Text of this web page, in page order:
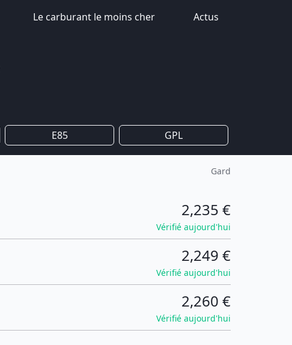
Le carburant le moins cher Actus
E85 GPL
Gard
2,235 €
Vérifié aujourd'hui
2,249 €
Vérifié aujourd'hui
2,260 €
Vérifié aujourd'hui